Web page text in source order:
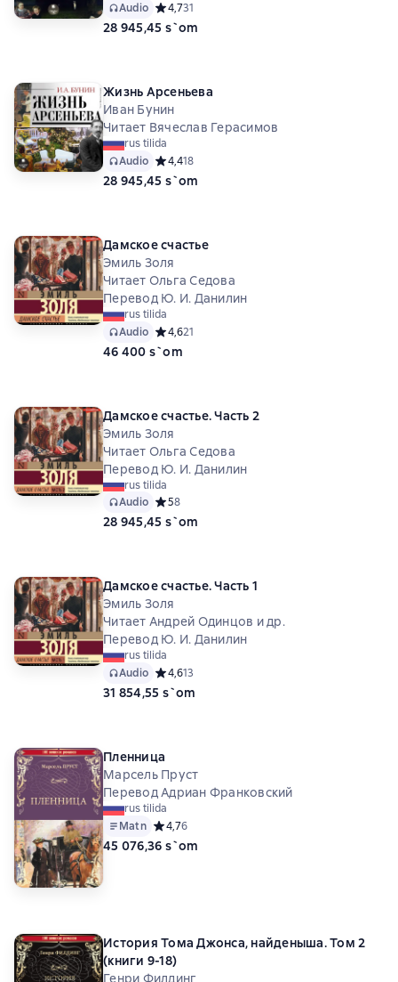
Audio Средний рейтинг 4,7 на основе 31 оценок
4,731
28 945,45 s`om
Жизнь Арсеньева
Иван Бунин
Читает Вячеслав Герасимов
rus tilida
Audio Средний рейтинг 4,4 на основе 18 оценок
4,418
28 945,45 s`om
Дамское счастье
Эмиль Золя
Читает Ольга Седова
Перевод Ю. И. Данилин
rus tilida
Audio Средний рейтинг 4,6 на основе 21 оценок
4,621
46 400 s`om
Дамское счастье. Часть 2
Эмиль Золя
Читает Ольга Седова
Перевод Ю. И. Данилин
rus tilida
Audio Средний рейтинг 5 на основе 8 оценок
58
28 945,45 s`om
Дамское счастье. Часть 1
Эмиль Золя
Читает Андрей Одинцов и др.
Перевод Ю. И. Данилин
rus tilida
Audio Средний рейтинг 4,6 на основе 13 оценок
4,613
31 854,55 s`om
Пленница
Марсель Пруст
Перевод Адриан Франковский
rus tilida
Matn Средний рейтинг 4,7 на основе 6 оценок
4,76
45 076,36 s`om
История Тома Джонса, найденыша. Том 2
(книги 9-18)
Генри Филдинг